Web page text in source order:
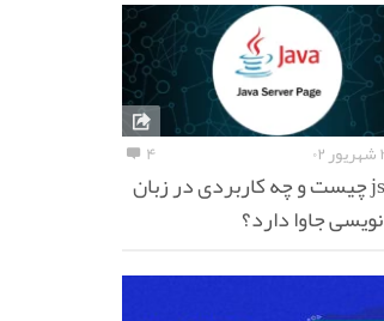
۴
فایل jsp چیست و چه کاربردی در زبان
جاوا دارد؟